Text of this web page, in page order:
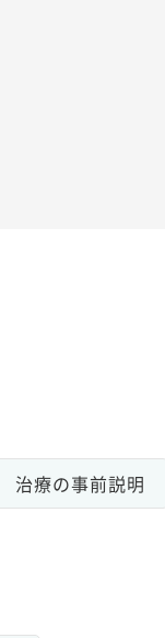
治療の事前説明